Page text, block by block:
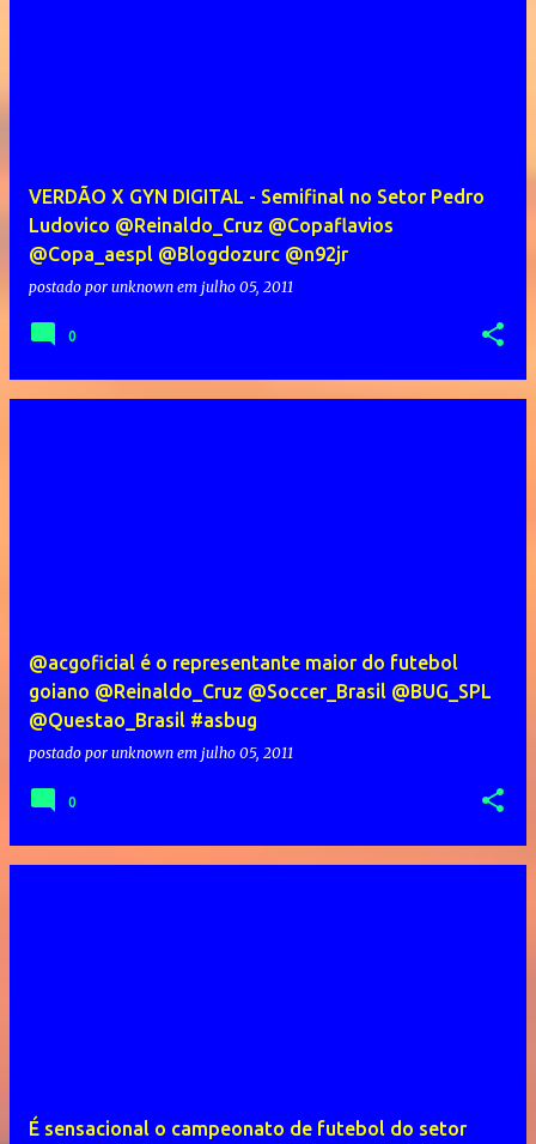
VERDÃO X GYN DIGITAL - Semifinal no Setor Pedro
Ludovico @Reinaldo_Cruz @Copaflavios
@Copa_aespl @Blogdozurc @n92jr
postado por unknown em julho 05, 2011
0
@acgoficial é o representante maior do futebol
goiano @Reinaldo_Cruz @Soccer_Brasil @BUG_SPL
@Questao_Brasil #asbug
postado por unknown em julho 05, 2011
0
É sensacional o campeonato de futebol do setor